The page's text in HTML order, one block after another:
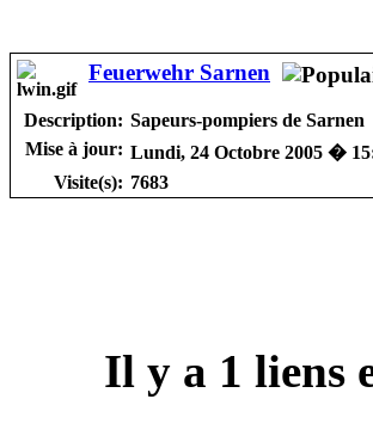
Feuerwehr Sarnen
Description: Sapeurs-pompiers de Sarnen
Mise à jour: Lundi, 24 Octobre 2005 �
Visite(s): 7683
Il y a 1 liens